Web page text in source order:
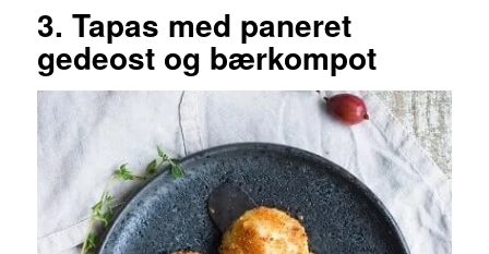
3. Tapas med paneret
gedeost og bærkompot